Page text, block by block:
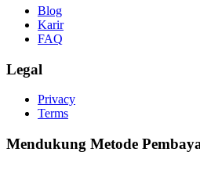
Blog
Karir
FAQ
Legal
Privacy
Terms
Mendukung Metode